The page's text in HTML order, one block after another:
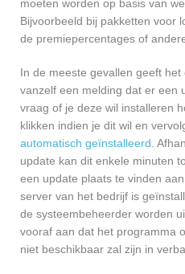
moeten worden op basis van
Bijvoorbeeld bij pakketten voor
de premiepercentages of
In de meeste gevallen geeft
vanzelf een melding dat er een
vraag of je deze wil installeren
klikken indien je dit wil en
automatisch geïnstalleerd.
update kan dit enkele minuten
een update plaats te vinden
server van het bedrijf is
de systeembeheerder worden
vooraf aan dat het programma
niet beschikbaar zal zijn in